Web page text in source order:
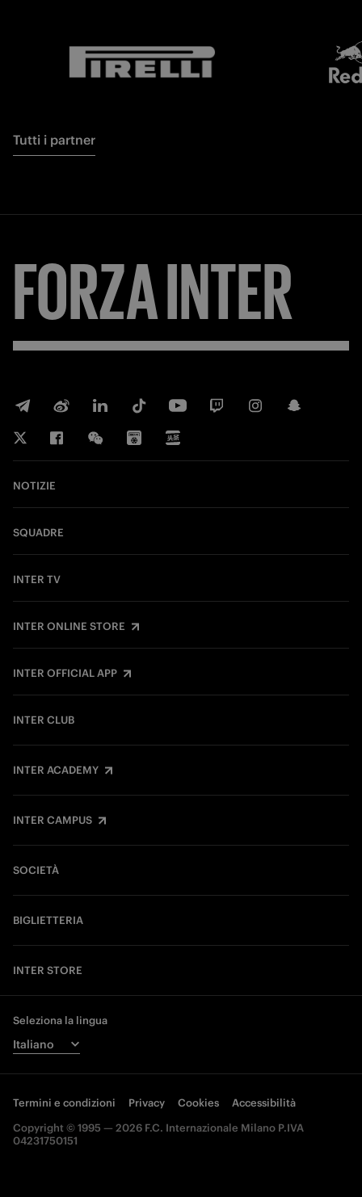
Tutti i partner
FORZAINTER
NOTIZIE
SQUADRE
INTER TV
INTER ONLINE STORE
INTER OFFICIAL APP
INTER CLUB
INTER ACADEMY
INTER CAMPUS
SOCIETÀ
BIGLIETTERIA
INTER STORE
Seleziona la lingua
Termini e condizioni Privacy Cookies
Accessibilità
Copyright © 1995 — 2026 F.C. Internazionale Milano P.IVA
04231750151